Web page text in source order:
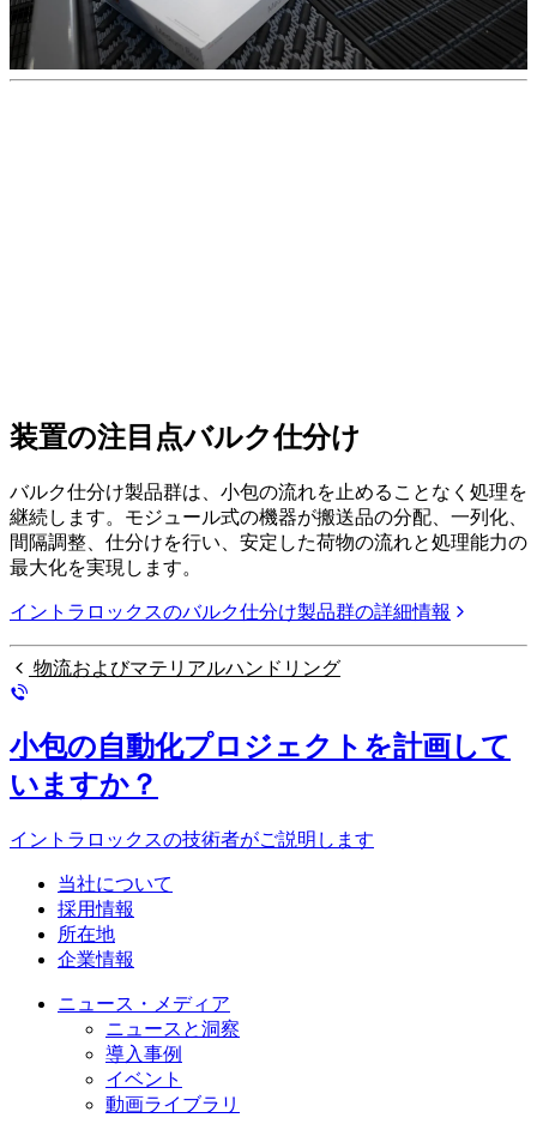
装置の注目点バルク仕分け
バルク仕分け製品群は、小包の流れを止めることなく処理を
継続します。モジュール式の機器が搬送品の分配、一列化、
間隔調整、仕分けを行い、安定した荷物の流れと処理能力の
最大化を実現します。
イントラロックスのバルク仕分け製品群の詳細情報
物流およびマテリアルハンドリング
小包の自動化プロジェクトを計画して
いますか？
イントラロックスの技術者がご説明します
当社について
採用情報
所在地
企業情報
ニュース・メディア
ニュースと洞察
導入事例
イベント
動画ライブラリ